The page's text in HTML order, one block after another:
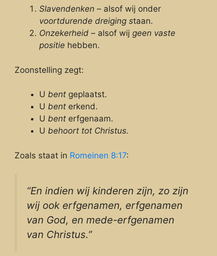
Slavendenken – alsof wij onder
voortdurende dreiging staan.
Onzekerheid – alsof wij geen vaste
positie hebben.
Zoonstelling zegt:
U bent geplaatst.
U bent erkend.
U bent erfgenaam.
U behoort tot Christus.
Zoals staat in Romeinen 8:17:
“En indien wij kinderen zijn, zo zijn
wij ook erfgenamen, erfgenamen
van God, en mede-erfgenamen
van Christus.”